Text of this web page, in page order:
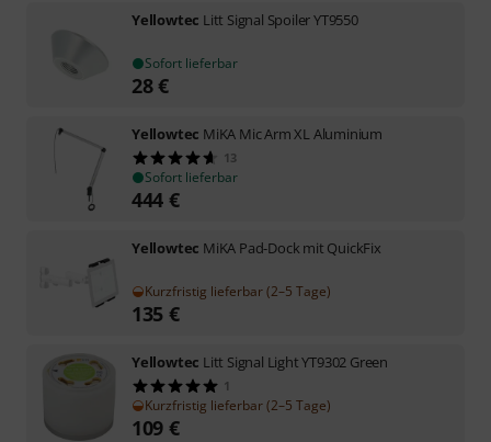
Yellowtec Litt Signal Spoiler YT9550
Sofort lieferbar
28€
Yellowtec MiKA Mic Arm XL Aluminium
13
Sofort lieferbar
444 €
Yellowtec MiKA Pad-Dock mit QuickFix
Kurzfristig lieferbar (2–5 Tage)
135 €
Yellowtec Litt Signal Light YT9302 Green
1
Kurzfristig lieferbar (2–5 Tage)
109 €